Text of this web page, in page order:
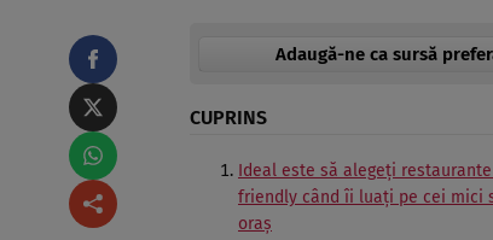
Adaugă-ne ca sursă
CUPRINS
Ideal este să alegeți
friendly când îi luați pe cei mici
oraș